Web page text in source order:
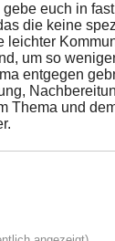
gebe euch in
die keine
leichter
um so
entgegen
Thema und